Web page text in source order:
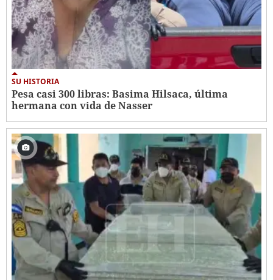
SU HISTORIA
Pesa casi 300 libras: Basima Hilsaca, última
hermana con vida de Nasser